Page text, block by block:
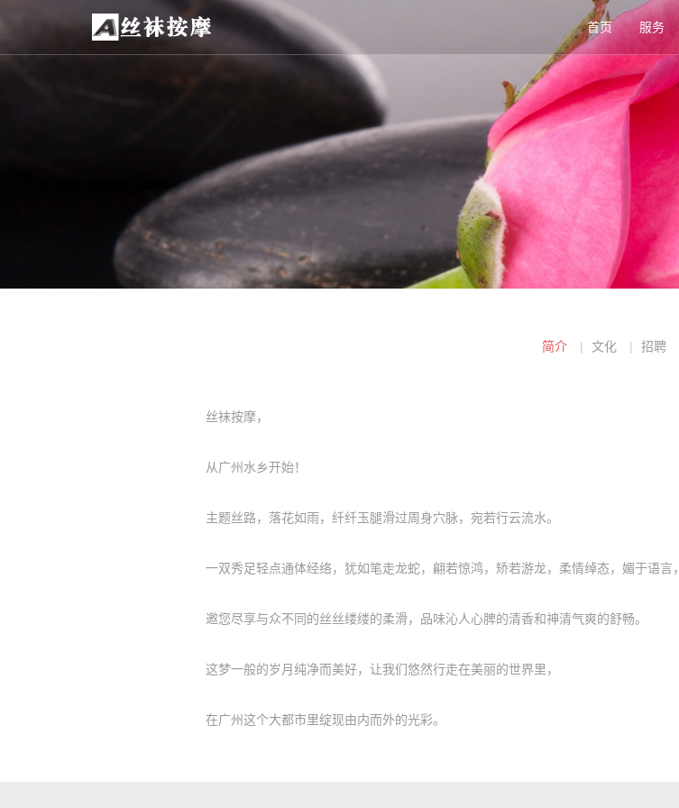
首页 服务
简介 文化 招聘
丝袜按摩，
从广州水乡开始！
主题丝路，落花如雨，纤纤玉腿滑过周身穴脉，宛若行云流水。
一双秀足轻点通体经络，犹如笔走龙蛇，翩若惊鸿，矫若游龙，柔情绰态，媚于语言，
邀您尽享与众不同的丝丝缕缕的柔滑，品味沁人心脾的清香和神清气爽的舒畅。
这梦一般的岁月纯净而美好，让我们悠然行走在美丽的世界里，
在广州这个大都市里绽现由内而外的光彩。